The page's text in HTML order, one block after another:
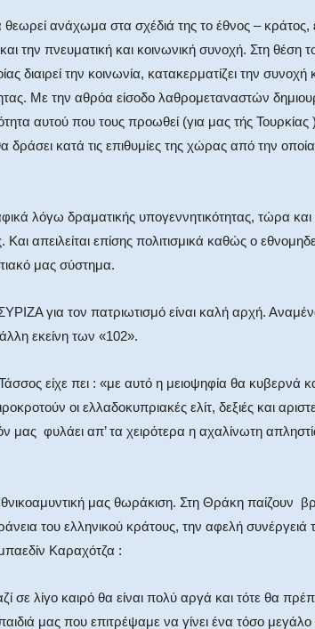
ανάχωμα στα σχέδιά της το έθνος – κράτος,
την πνευματική και κοινωνική συνοχή. Στη θέση
διαιρεί την κοινωνία, κατακερματίζει την συνοχή
Με την αθρόα είσοδο λαθρομεταναστών
αυτού που τους προωθεί (για μας τής Τουρκίας
δράσει κατά τις επιθυμίες της χώρας από την οποία
λόγω δραματικής υπογεννητικότητας, τώρα
απειλείται επίσης πολιτισμικά καθώς ο
μας σύστημα.
για τον πατριωτισμό είναι καλή αρχή.
εκείνη των «102».
είχε πει : «με αυτό η μειοψηφία θα κυβερνά
οι ελλαδοκυπριακές ελίτ, δεξιές και
φυλάει απ’ τα χειρότερα η αχαλίνωτη
μας θωράκιση. Στη Θράκη παίζουν
του ελληνικού κράτους, την αφελή συνέργειά
Καραχότζα :
σε λίγο καιρό θα είναι πολύ αργά και τότε θα
μας που επιτρέψαμε να γίνει ένα τόσο